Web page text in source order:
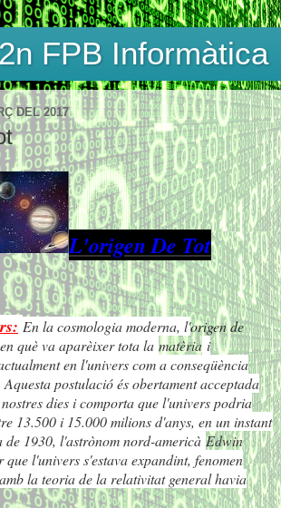
FPB Informàtica
DEL 2017
L'origen De Tot
En la cosmologia moderna, l'origen de
què va aparèixer tota la matèria i
en l'univers com a conseqüència
postulació és obertament acceptada
dies i comporta que l'univers podria
13.500 i 15.000 milions d'anys, en un instant
de 1930, l'astrònom nord-americà Edwin
l'univers s'estava expandint, fenomen
amb la teoria de la relativitat general havia